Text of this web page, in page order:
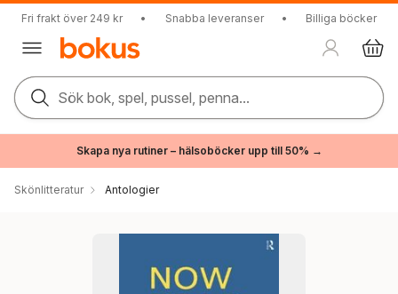
Fri frakt över 249 kr • Snabba leveranser • Billiga böcker
Sök bok, spel, pussel, penna...
Skapa nya rutiner – hälsoböcker upp till 50% →
Skönlitteratur Antologier